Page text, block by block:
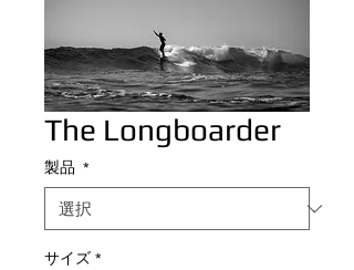
The Longboarder
製品 *
サイズ *